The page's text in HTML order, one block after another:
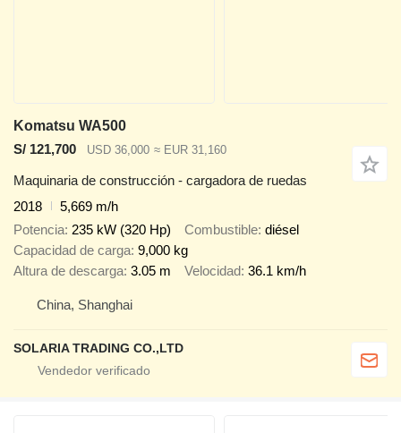
Komatsu WA500
S/ 121,700
USD 36,000 ≈ EUR 31,160
Maquinaria de construcción - cargadora de ruedas
2018
5,669 m/h
Potencia 235 kW (320 Hp) Combustible diésel
Capacidad de carga 9,000 kg
Altura de descarga 3.05 m Velocidad 36.1 km/h
China, Shanghai
SOLARIA TRADING CO.,LTD